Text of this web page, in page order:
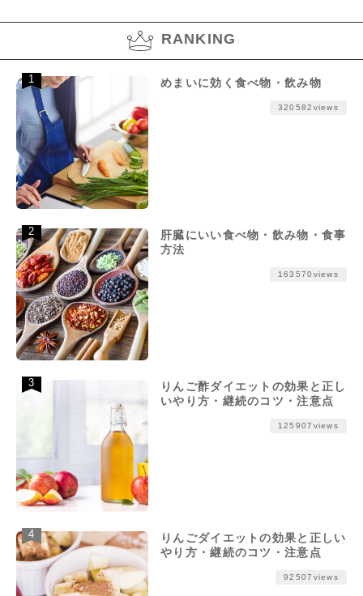
RANKING
めまいに効く食べ物・飲み物
320582views
肝臓にいい食べ物・飲み物・食事
方法
163570views
りんご酢ダイエットの効果と正し
いやり方・継続のコツ・注意点
125907views
りんごダイエットの効果と正しい
やり方・継続のコツ・注意点
92507views